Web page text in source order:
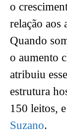
o
relação aos
Quando
o aumento
atribuiu
estrutura
150 leitos,
Suzano.